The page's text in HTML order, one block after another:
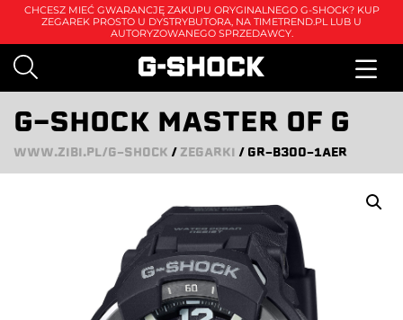
CHCESZ MIEĆ GWARANCJĘ ZAKUPU ORYGINALNEGO G-SHOCK? KUP
ZEGAREK PROSTO U DYSTRYBUTORA, NA TIMETREND.PL LUB U
AUTORYZOWANEGO SPRZEDAWCY.
G-SHOCK MASTER OF G
WWW.ZIBI.PL/G-SHOCK / ZEGARKI / GR-B300-1AER